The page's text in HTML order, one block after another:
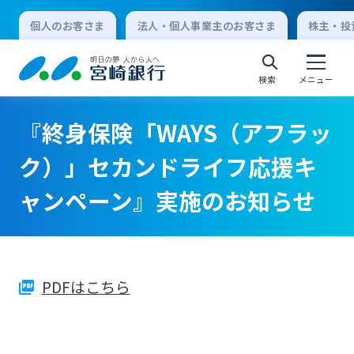
個人のお客さま 法人・個人事業主のお客さま 株主・
検索 メニュー
個人向けインターネットバンキング
ログオン
『終身保険「WAYS（アフラッ
ク）」セカンドライフ応援キ
ャンペーン』実施のお知らせ
PDFはこちら